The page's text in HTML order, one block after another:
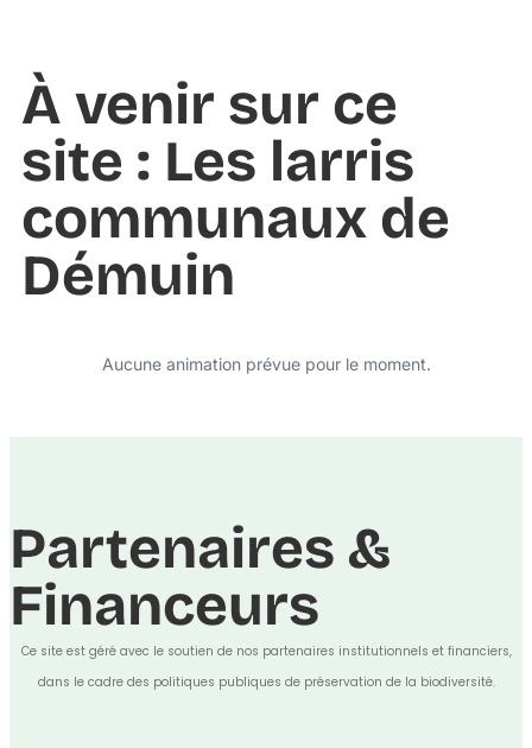
À venir sur ce
site : Les larris
communaux de
Démuin
Aucune animation prévue pour le moment.
Partenaires &
Financeurs
Ce site est géré avec le soutien de nos partenaires institutionnels et financiers,
dans le cadre des politiques publiques de préservation de la biodiversité.